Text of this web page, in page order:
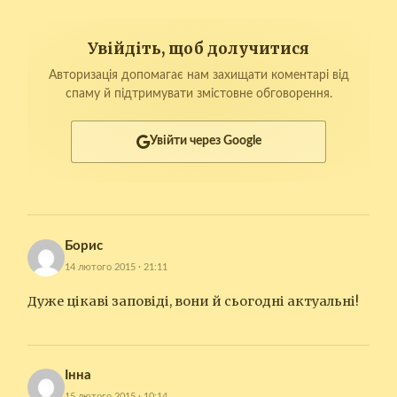
Увійдіть, щоб долучитися
Авторизація допомагає нам захищати коментарі від
спаму й підтримувати змістовне обговорення.
Увійти через Google
Борис
14 лютого 2015 · 21:11
Дуже цікаві заповіді, вони й сьогодні актуальні!
Інна